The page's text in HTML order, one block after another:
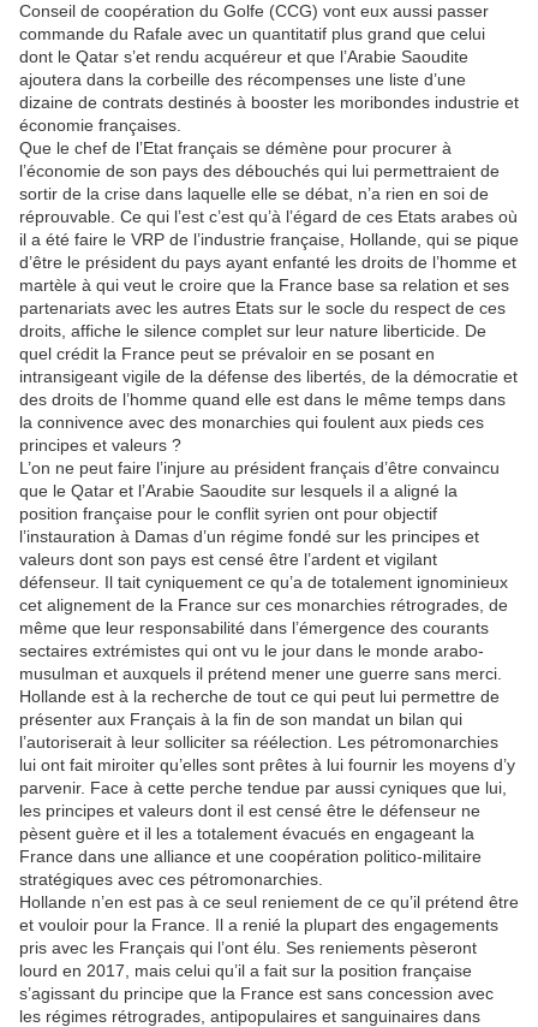
Conseil de coopération du Golfe (CCG) vont eux aussi passer
commande du Rafale avec un quantitatif plus grand que celui
dont le Qatar s’et rendu acquéreur et que l’Arabie Saoudite
ajoutera dans la corbeille des récompenses une liste d’une
dizaine de contrats destinés à booster les moribondes industrie et
économie françaises.
Que le chef de l’Etat français se démène pour procurer à
l’économie de son pays des débouchés qui lui permettraient de
sortir de la crise dans laquelle elle se débat, n’a rien en soi de
réprouvable. Ce qui l’est c’est qu’à l’égard de ces Etats arabes où
il a été faire le VRP de l’industrie française, Hollande, qui se pique
d’être le président du pays ayant enfanté les droits de l’homme et
martèle à qui veut le croire que la France base sa relation et ses
partenariats avec les autres Etats sur le socle du respect de ces
droits, affiche le silence complet sur leur nature liberticide. De
quel crédit la France peut se prévaloir en se posant en
intransigeant vigile de la défense des libertés, de la démocratie et
des droits de l’homme quand elle est dans le même temps dans
la connivence avec des monarchies qui foulent aux pieds ces
principes et valeurs ?
L’on ne peut faire l’injure au président français d’être convaincu
que le Qatar et l’Arabie Saoudite sur lesquels il a aligné la
position française pour le conflit syrien ont pour objectif
l’instauration à Damas d’un régime fondé sur les principes et
valeurs dont son pays est censé être l’ardent et vigilant
défenseur. Il tait cyniquement ce qu’a de totalement ignominieux
cet alignement de la France sur ces monarchies rétrogrades, de
même que leur responsabilité dans l’émergence des courants
sectaires extrémistes qui ont vu le jour dans le monde arabo-
musulman et auxquels il prétend mener une guerre sans merci.
Hollande est à la recherche de tout ce qui peut lui permettre de
présenter aux Français à la fin de son mandat un bilan qui
l’autoriserait à leur solliciter sa réélection. Les pétromonarchies
lui ont fait miroiter qu’elles sont prêtes à lui fournir les moyens d’y
parvenir. Face à cette perche tendue par aussi cyniques que lui,
les principes et valeurs dont il est censé être le défenseur ne
pèsent guère et il les a totalement évacués en engageant la
France dans une alliance et une coopération politico-militaire
stratégiques avec ces pétromonarchies.
Hollande n’en est pas à ce seul reniement de ce qu’il prétend être
et vouloir pour la France. Il a renié la plupart des engagements
pris avec les Français qui l’ont élu. Ses reniements pèseront
lourd en 2017, mais celui qu’il a fait sur la position française
s’agissant du principe que la France est sans concession avec
les régimes rétrogrades, antipopulaires et sanguinaires dans